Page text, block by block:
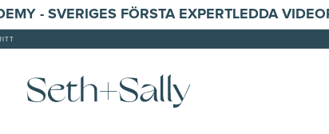
- SVERIGES FÖRSTA EXPERTLEDDA